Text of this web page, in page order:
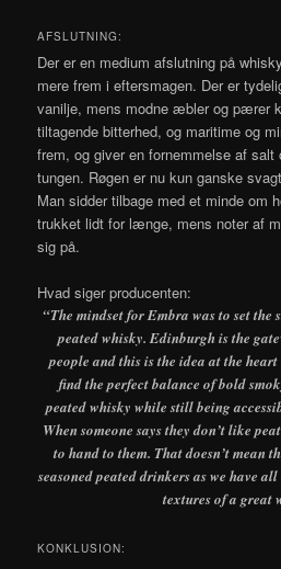
AFSLUTNING:
Der er en medium afslutning på
mere frem i eftersmagen. Der er
vanilje, mens modne æbler og pærer
tiltagende bitterhed, og maritime og
frem, og giver en fornemmelse af
tungen. Røgen er nu kun ganske
Man sidder tilbage med et minde om
trukket lidt for længe, mens noter af
sig på.
Hvad siger producenten:
“The mindset for Embra was to set
peated whisky. Edinburgh is the
people and this is the idea at the
find the perfect balance of bold
peated whisky while still being
When someone says they don’t like
to hand to them. That doesn’t mean
seasoned peated drinkers as we have
textures of a great
KONKLUSION: